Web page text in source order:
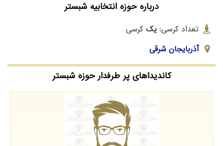
درباره حوزه انتخابیه شبستر
تعداد کرسی: یک کرسی
آذربایجان شرقی
کاندیداهای پر طرفدار حوزه شبستر